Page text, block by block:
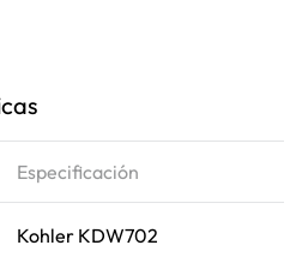
Especificación
Kohler KDW702